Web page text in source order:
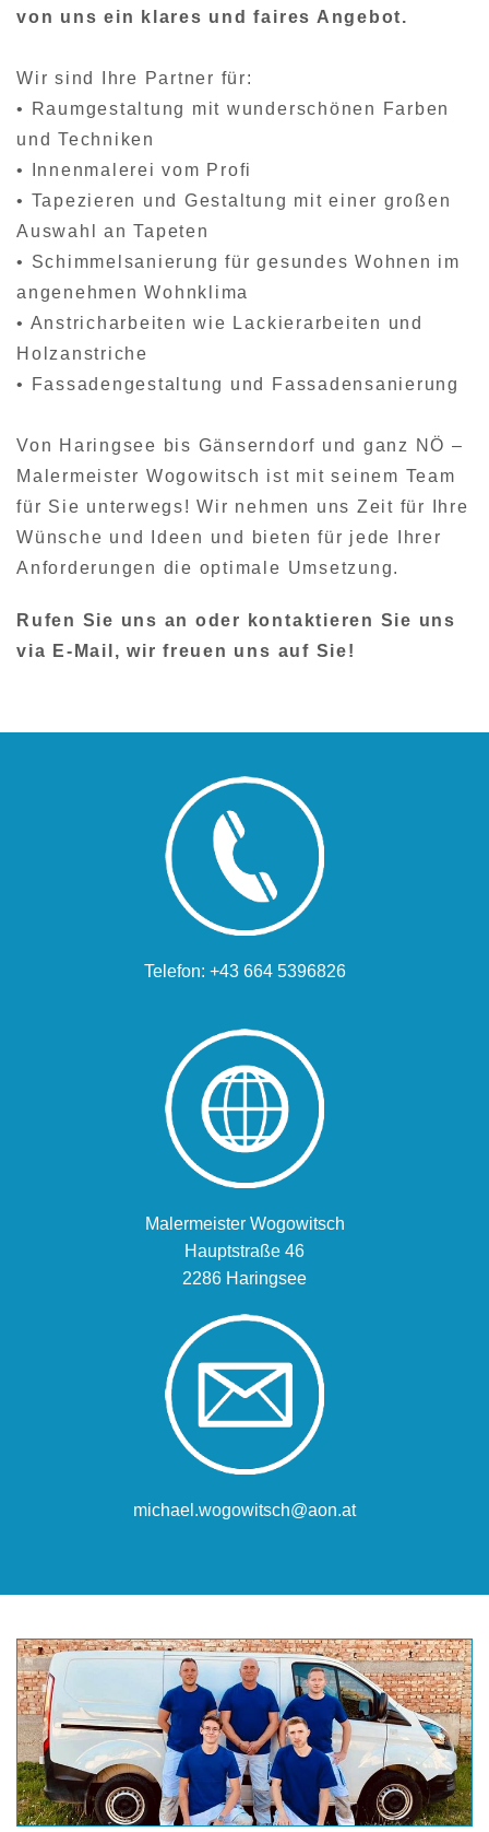
von uns ein klares und faires Angebot.
Wir sind Ihre Partner für:
• Raumgestaltung mit wunderschönen Farben
und Techniken
• Innenmalerei vom Profi
• Tapezieren und Gestaltung mit einer großen
Auswahl an Tapeten
• Schimmelsanierung für gesundes Wohnen im
angenehmen Wohnklima
• Anstricharbeiten wie Lackierarbeiten und
Holzanstriche
• Fassadengestaltung und Fassadensanierung
Von Haringsee bis Gänserndorf und ganz NÖ –
Malermeister Wogowitsch ist mit seinem Team
für Sie unterwegs! Wir nehmen uns Zeit für Ihre
Wünsche und Ideen und bieten für jede Ihrer
Anforderungen die optimale Umsetzung.
Rufen Sie uns an oder kontaktieren Sie uns
via E-Mail, wir freuen uns auf Sie!
Telefon: +43 664 5396826
Malermeister Wogowitsch
Hauptstraße 46
2286 Haringsee
michael.wogowitsch@aon.at